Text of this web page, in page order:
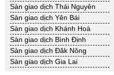
Sàn giao dịch Thái Nguyên
Sàn giao dịch Yên Bái
Sàn giao dịch Khánh Hoà
Sàn giao dịch Bình Định
Sàn giao dịch Đăk Nông
Sàn giao dịch Gia Lai